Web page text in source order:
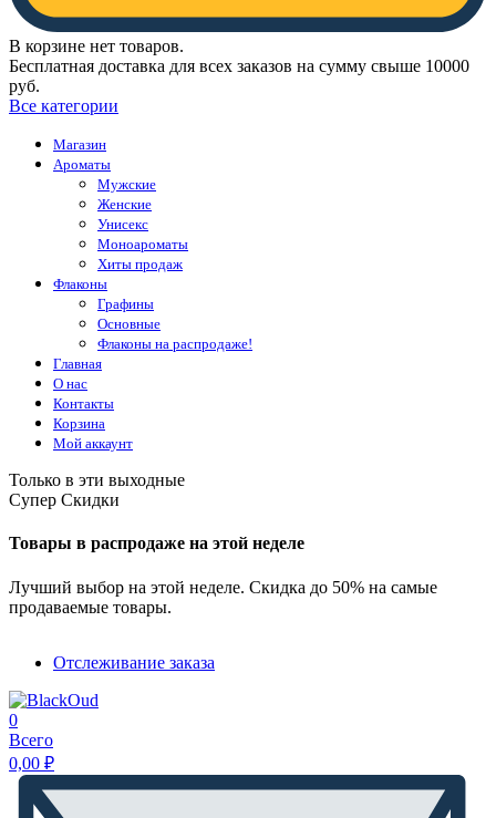
В корзине нет товаров.
Бесплатная доставка для всех заказов на сумму свыше 10000
руб.
Все категории
Магазин
Ароматы
Мужские
Женские
Унисекс
Моноароматы
Хиты продаж
Флаконы
Графины
Основные
Флаконы на распродаже!
Главная
О нас
Контакты
Корзина
Мой аккаунт
Только в эти выходные
Супер Скидки
Товары в распродаже на этой неделе
Лучший выбор на этой неделе. Скидка до 50% на самые
продаваемые товары.
Отслеживание заказа
0
Всего
0,00 ₽